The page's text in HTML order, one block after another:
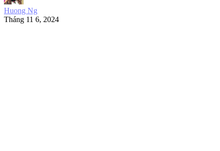
Huong Ng
Tháng 11 6, 2024